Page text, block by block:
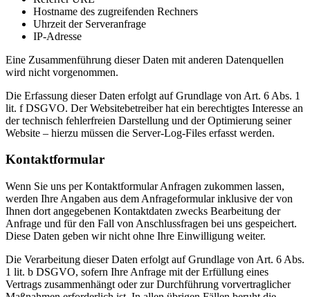
Hostname des zugreifenden Rechners
Uhrzeit der Serveranfrage
IP-Adresse
Eine Zusammenführung dieser Daten mit anderen Datenquellen
wird nicht vorgenommen.
Die Erfassung dieser Daten erfolgt auf Grundlage von Art. 6 Abs. 1
lit. f DSGVO. Der Websitebetreiber hat ein berechtigtes Interesse an
der technisch fehlerfreien Darstellung und der Optimierung seiner
Website – hierzu müssen die Server-Log-Files erfasst werden.
Kontaktformular
Wenn Sie uns per Kontaktformular Anfragen zukommen lassen,
werden Ihre Angaben aus dem Anfrageformular inklusive der von
Ihnen dort angegebenen Kontaktdaten zwecks Bearbeitung der
Anfrage und für den Fall von Anschlussfragen bei uns gespeichert.
Diese Daten geben wir nicht ohne Ihre Einwilligung weiter.
Die Verarbeitung dieser Daten erfolgt auf Grundlage von Art. 6 Abs.
1 lit. b DSGVO, sofern Ihre Anfrage mit der Erfüllung eines
Vertrags zusammenhängt oder zur Durchführung vorvertraglicher